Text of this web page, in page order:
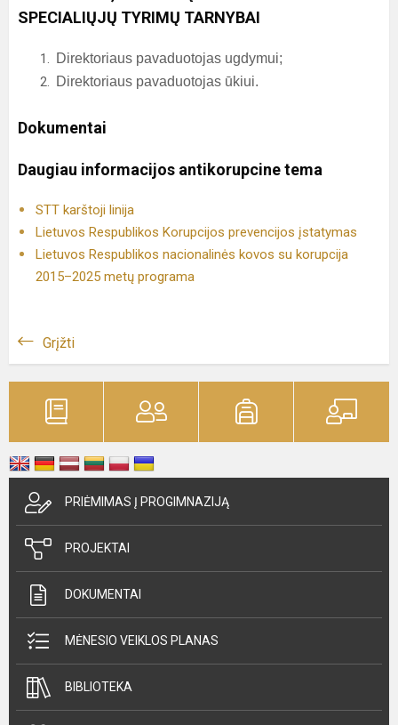
SPECIALIŲJŲ TYRIMŲ TARNYBAI
Direktoriaus pavaduotojas ugdymui;
Direktoriaus pavaduotojas ūkiui.
Dokumentai
Daugiau informacijos antikorupcine tema
STT karštoji linija
Lietuvos Respublikos Korupcijos prevencijos įstatymas
Lietuvos Respublikos nacionalinės kovos su korupcija
2015–2025 metų programa
Grįžti
PRIĖMIMAS Į PROGIMNAZIJĄ
PROJEKTAI
DOKUMENTAI
MĖNESIO VEIKLOS PLANAS
BIBLIOTEKA